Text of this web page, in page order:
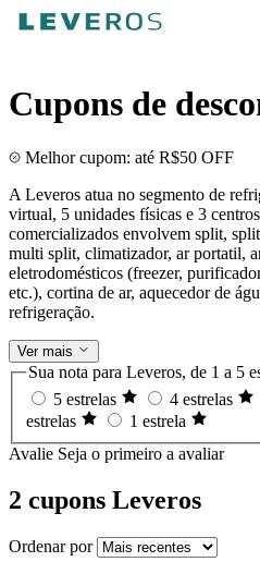
Cupons de
Melhor cupom: até R$50 OFF
A Leveros atua no segmento de
virtual, 5 unidades físicas e 3
comercializados envolvem split,
multi split, climatizador, ar portatil,
eletrodomésticos (freezer,
etc.), cortina de ar, aquecedor de
refrigeração.
Ver mais
Sua nota para Leveros, de 1 a 5
5 estrelas
4 estrelas
estrelas
1 estrela
Avalie Seja o primeiro a avaliar
2 cupons Leveros
Ordenar por